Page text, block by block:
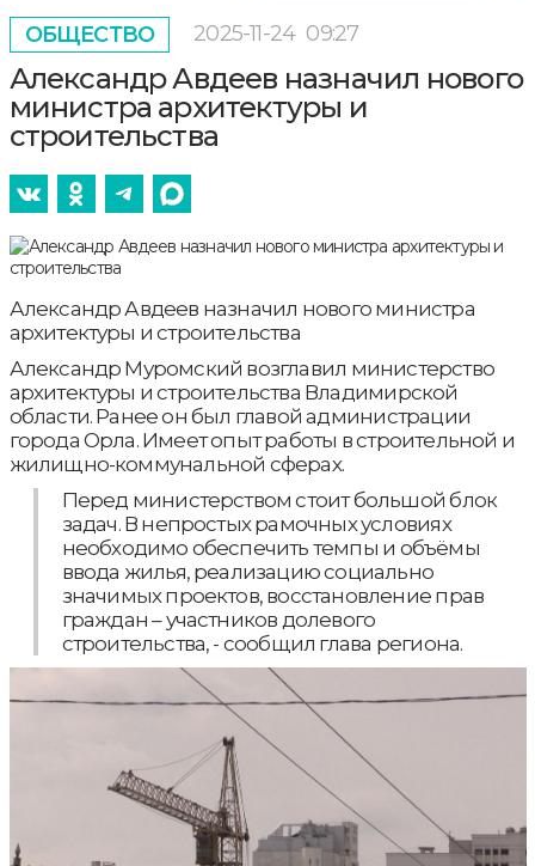
ОБЩЕСТВО 2025-11-24 09:27
Александр Авдеев назначил нового
министра архитектуры и
строительства
Александр Авдеев назначил нового министра
архитектуры и строительства
Александр Муромский возглавил министерство
архитектуры и строительства Владимирской
области. Ранее он был главой администрации
города Орла. Имеет опыт работы в строительной и
жилищно-коммунальной сферах.
Перед министерством стоит большой блок
задач. В непростых рамочных условиях
необходимо обеспечить темпы и объёмы
ввода жилья, реализацию социально
значимых проектов, восстановление прав
граждан – участников долевого
строительства, - сообщил глава региона.